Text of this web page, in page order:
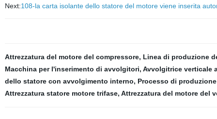
Next:108-la carta isolante dello statore del motore viene inserita
Attrezzatura del motore del compressore, Linea di produzione
Macchina per l'inserimento di avvolgitori, Avvolgitrice verticale
dello statore con avvolgimento interno, Processo di
Attrezzatura statore motore trifase, Attrezzatura del motore del